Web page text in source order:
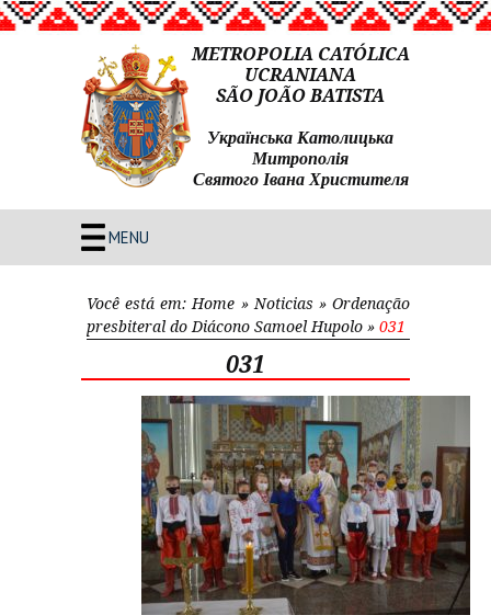
METROPOLIA CATÓLICA
UCRANIANA
SÃO JOÃO BATISTA
Українська Католицька
Митрополія
Святого Івана Христителя
MENU
Você está em: Home » Noticias »Ordenação
presbiteral do Diácono Samoel Hupolo » 031
031